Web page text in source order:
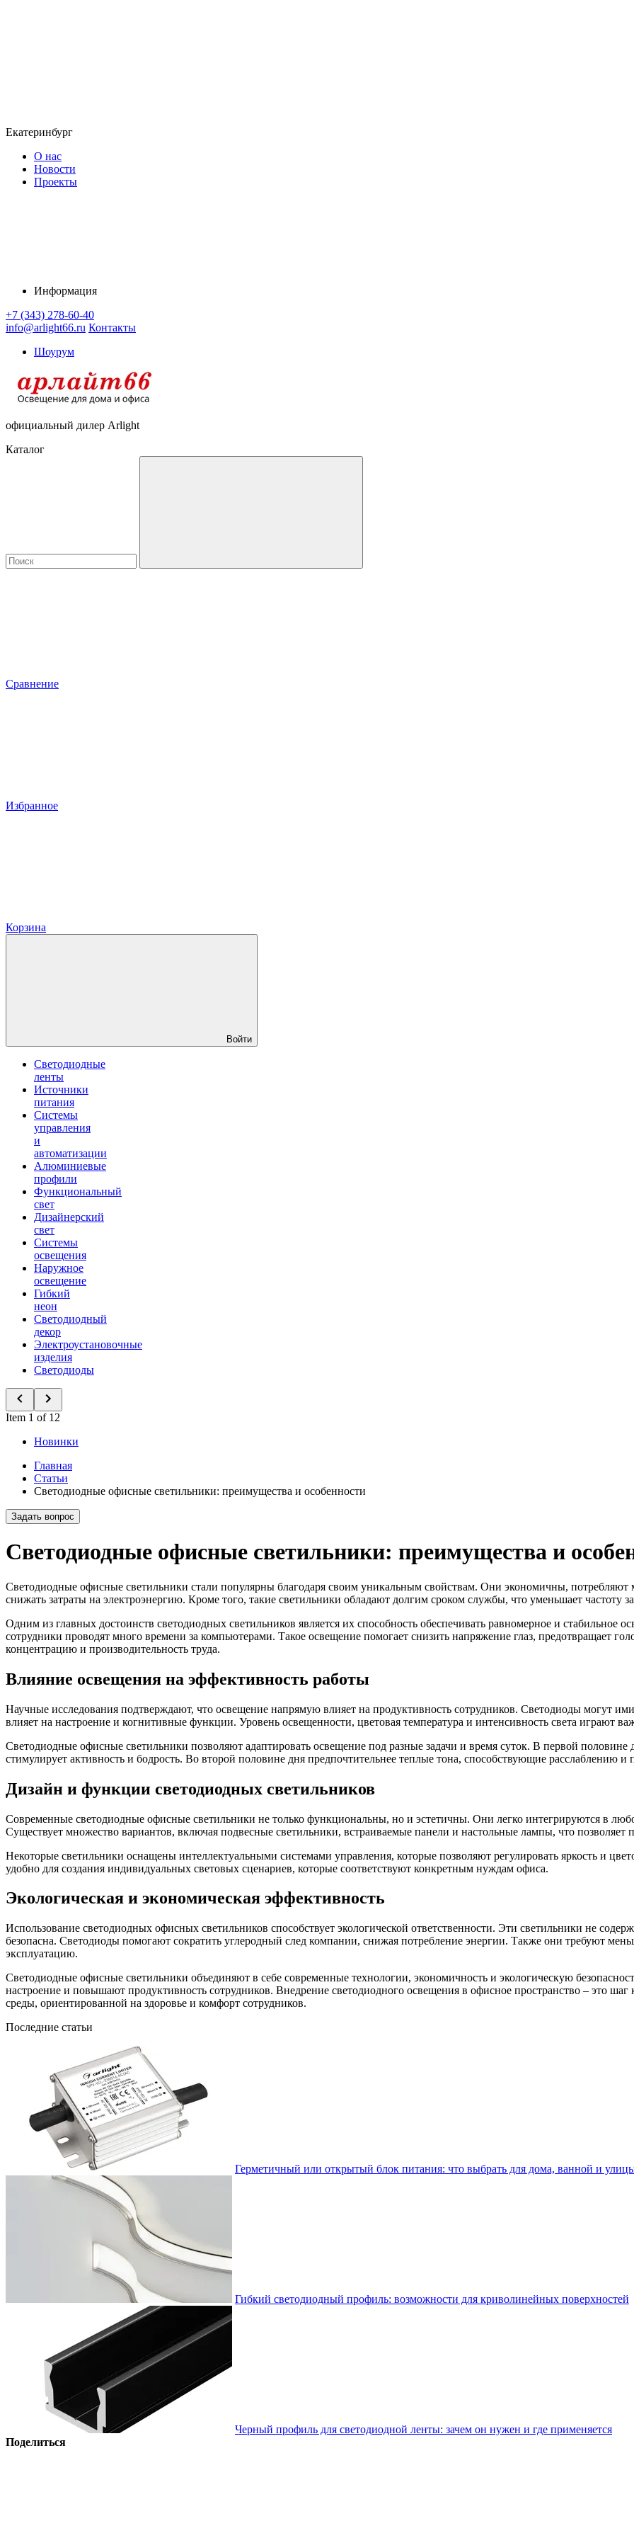
Екатеринбург
О нас
Новости
Проекты
Информация
+7 (343) 278-60-40
info@arlight66.ru Контакты
Шоурум
официальный дилер Arlight
Каталог
Сравнение
Избранное
Корзина
Войти
Светодиодные
ленты
Источники
питания
Системы
управления
и
автоматизации
Алюминиевые
профили
Функциональный
свет
Дизайнерский
свет
Системы
освещения
Наружное
освещение
Гибкий
неон
Светодиодный
декор
Электроустановочные
изделия
Светодиоды
Item 1 of 12
Новинки
Главная
Статьи
Светодиодные офисные светильники: преимущества и особенности
Задать вопрос
Светодиодные офисные светильники: преимущества и
Светодиодные офисные светильники стали популярны благодаря своим уникальным свойствам. Они экономичны,
снижать затраты на электроэнергию. Кроме того, такие светильники обладают долгим сроком службы, что уменьшает частоту
Одним из главных достоинств светодиодных светильников является их способность обеспечивать равномерное и стабильное
сотрудники проводят много времени за компьютерами. Такое освещение помогает снизить напряжение глаз, предотвращает
концентрацию и производительность труда.
Влияние освещения на эффективность работы
Научные исследования подтверждают, что освещение напрямую влияет на продуктивность сотрудников. Светодиоды могут
влияет на настроение и когнитивные функции. Уровень освещенности, цветовая температура и интенсивность света играют
Светодиодные офисные светильники позволяют адаптировать освещение под разные задачи и время суток. В первой половине
стимулирует активность и бодрость. Во второй половине дня предпочтительнее теплые тона, способствующие расслаблению и
Дизайн и функции светодиодных светильников
Современные светодиодные офисные светильники не только функциональны, но и эстетичны. Они легко интегрируются в
Существует множество вариантов, включая подвесные светильники, встраиваемые панели и настольные лампы, что
Некоторые светильники оснащены интеллектуальными системами управления, которые позволяют регулировать яркость и
удобно для создания индивидуальных световых сценариев, которые соответствуют конкретным нуждам офиса.
Экологическая и экономическая эффективность
Использование светодиодных офисных светильников способствует экологической ответственности. Эти светильники не
безопасна. Светодиоды помогают сократить углеродный след компании, снижая потребление энергии. Также они требуют
эксплуатацию.
Светодиодные офисные светильники объединяют в себе современные технологии, экономичность и экологическую
настроение и повышают продуктивность сотрудников. Внедрение светодиодного освещения в офисное пространство – это
среды, ориентированной на здоровье и комфорт сотрудников.
Последние статьи
Герметичный или открытый блок питания: что выбрать для дома, ванной и
Гибкий светодиодный профиль: возможности для криволинейных поверхностей
Черный профиль для светодиодной ленты: зачем он нужен и где применяется
Поделиться